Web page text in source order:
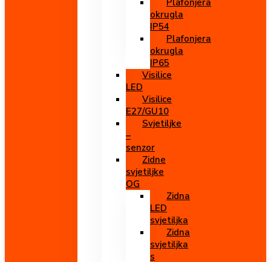
Plafonjera
okrugla
IP54
Plafonjera
okrugla
IP65
Visilice
LED
Visilice
E27/GU10
Svjetiljke
–
senzor
Zidne
svjetiljke
OG
Zidna
LED
svjetiljka
Zidna
svjetiljka
s